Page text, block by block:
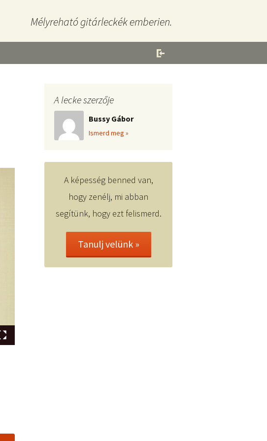
Mélyreható gitárleckék emberien.
A lecke szerzője
Bussy Gábor
Ismerd meg »
A képesség benned van,
hogy zenélj, mi abban
segítünk, hogy ezt felismerd.
Tanulj velünk »